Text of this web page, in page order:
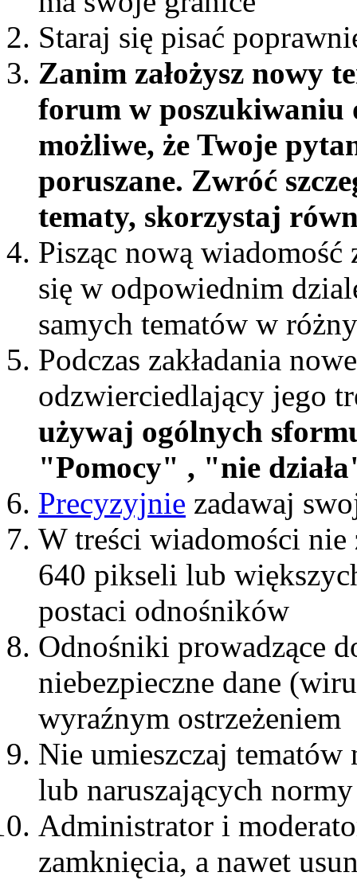
Staraj się pisać
Zanim założysz nowy
forum w poszukiwaniu
możliwe, że Twoje
poruszane. Zwróć
tematy, skorzystaj
Pisząc nową wiadomość
się w odpowiednim
samych tematów w
Podczas zakładania
odzwierciedlający jego
używaj ogólnych
"Pomocy" , "nie
Precyzyjnie zadawaj
W treści wiadomości nie
640 pikseli lub
postaci odnośników
Odnośniki prowadzące
niebezpieczne dane
wyraźnym ostrzeżeniem
Nie umieszczaj
lub naruszających normy
Administrator i
zamknięcia, a nawet